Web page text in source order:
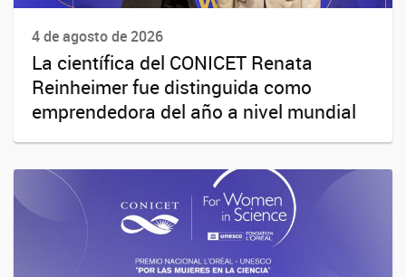
4 de agosto de 2026
La científica del CONICET Renata
Reinheimer fue distinguida como
emprendedora del año a nivel mundial